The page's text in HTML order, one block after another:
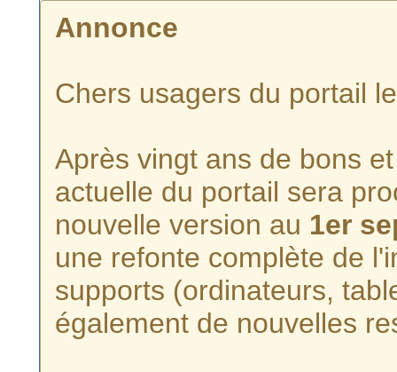
Annonce
Chers usagers du portail
Après vingt ans de bons
actuelle du portail sera
nouvelle version au 1er
une refonte complète de
supports (ordinateurs,
également de nouvelles